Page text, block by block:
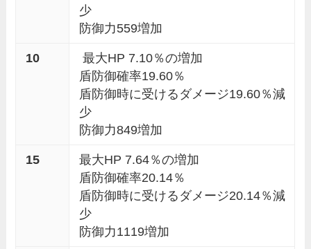
少
防御力559増加
10
最大HP 7.10％の増加
盾防御確率19.60％
盾防御時に受けるダメージ19.60％減
少
防御力849増加
15
最大HP 7.64％の増加
盾防御確率20.14％
盾防御時に受けるダメージ20.14％減
少
防御力1119増加